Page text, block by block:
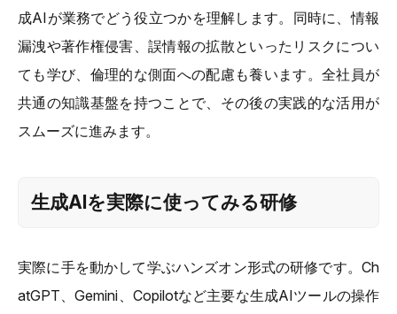
成AIが業務でどう役立つかを理解します。同時に、情報
漏洩や著作権侵害、誤情報の拡散といったリスクについ
ても学び、倫理的な側面への配慮も養います。全社員が
共通の知識基盤を持つことで、その後の実践的な活用が
スムーズに進みます。
生成AIを実際に使ってみる研修
実際に手を動かして学ぶハンズオン形式の研修です。Ch
atGPT、Gemini、Copilotなど主要な生成AIツールの操作